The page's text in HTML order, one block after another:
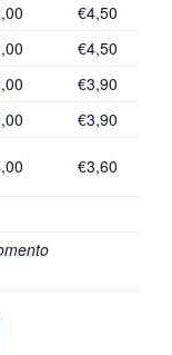
€4,50
€4,50
€3,90
€3,90
€3,60